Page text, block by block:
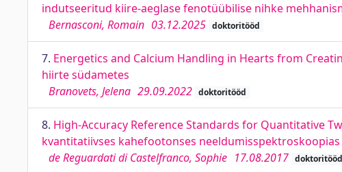
indutseeritud kiire-aeglase fenotüübilise nihke
Bernasconi, Romain 03.12.2025 doktoritööd
7. Energetics and Calcium Handling in Hearts from
hiirte südametes
Branovets, Jelena 29.09.2022 doktoritööd
8. High-Accuracy Reference Standards for Quantitative
kvantitatiivses kahefootonses neeldumisspektroskoopias
de Reguardati di Castelfranco, Sophie 17.08.2017 doktoritööd